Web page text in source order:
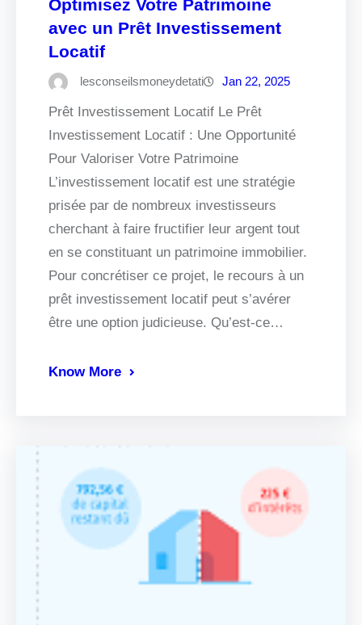
Optimisez Votre Patrimoine
avec un Prêt Investissement
Locatif
lesconseilsmoneydetati Jan 22, 2025
Prêt Investissement Locatif Le Prêt
Investissement Locatif : Une Opportunité
Pour Valoriser Votre Patrimoine
L’investissement locatif est une stratégie
prisée par de nombreux investisseurs
cherchant à faire fructifier leur argent tout
en se constituant un patrimoine immobilier.
Pour concrétiser ce projet, le recours à un
prêt investissement locatif peut s’avérer
être une option judicieuse. Qu’est-ce…
Know More